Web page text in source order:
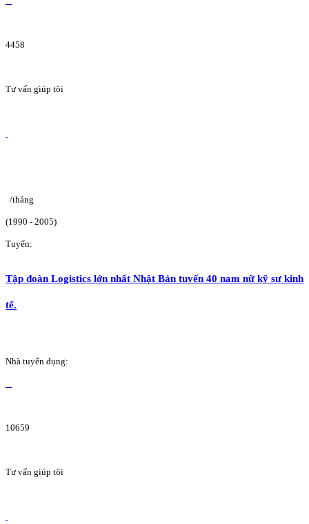
4458
Tư vấn giúp tôi
/tháng
(1990 - 2005)
Tuyển:
Tập đoàn Logistics lớn nhất Nhật Bản tuyển 40 nam nữ kỹ sư kinh
tế.
Nhà tuyển dụng:
10659
Tư vấn giúp tôi